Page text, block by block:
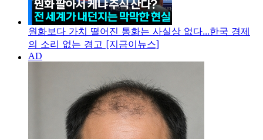
원화보다 가치 떨어진 통화는 사실상 없다...한국 경제
의 소리 없는 경고 [지금이뉴스]